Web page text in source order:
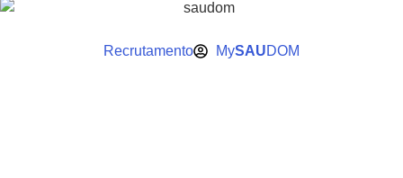
Recrutamento MySAUDOM